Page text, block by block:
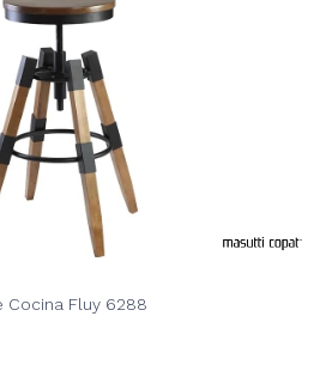
Cocina Fluy 6288